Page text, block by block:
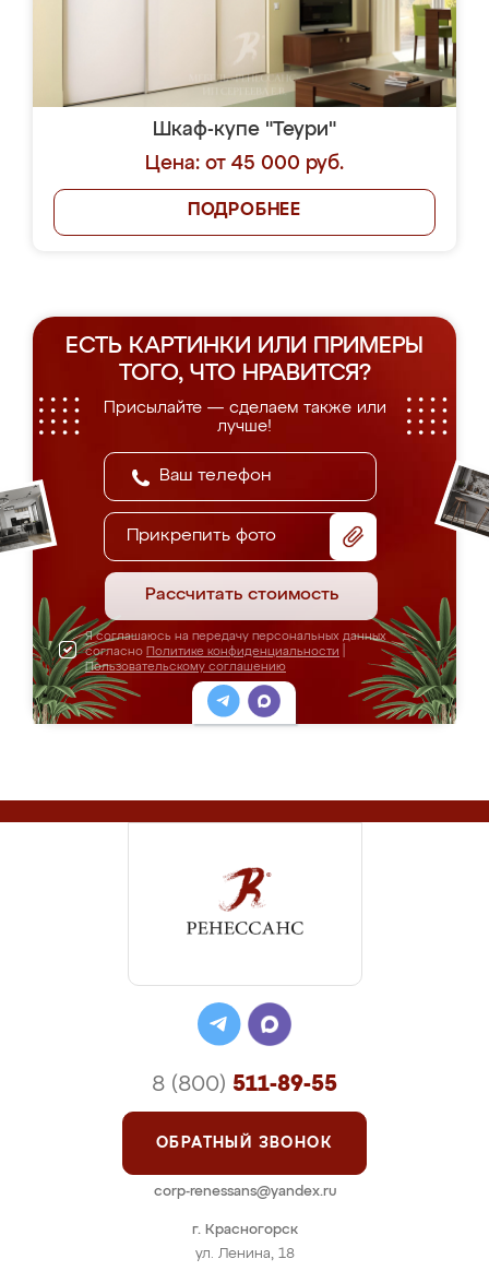
Шкаф-купе "Теури"
Цена: от 45 000 руб.
ПОДРОБНЕЕ
ЕСТЬ КАРТИНКИ ИЛИ ПРИМЕРЫ
ТОГО, ЧТО НРАВИТСЯ?
Присылайте — сделаем также или
лучше!
Прикрепить фото
Рассчитать стоимость
Я соглашаюсь на передачу персональных данных
согласно Политике конфиденциальности
Пользовательскому соглашению
г. Красногорск
ул. Ленина, 18
8 (800) 511-89-55
ОБРАТНЫЙ ЗВОНОК
corp-renessans@yandex.ru